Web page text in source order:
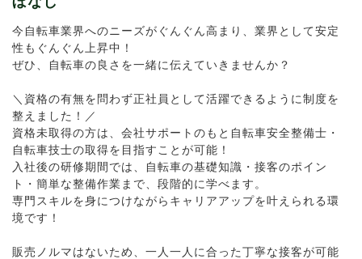
今自転車業界へのニーズがぐんぐん高まり、業界として安定
性もぐんぐん上昇中！
ぜひ、自転車の良さを一緒に伝えていきませんか？
＼資格の有無を問わず正社員として活躍できるように制度を
整えました！／
資格未取得の方は、会社サポートのもと自転車安全整備士・
自転車技士の取得を目指すことが可能！
入社後の研修期間では、自転車の基礎知識・接客のポイン
ト・簡単な整備作業まで、段階的に学べます。
専門スキルを身につけながらキャリアアップを叶えられる環
境です！
販売ノルマはないため、一人一人に合った丁寧な接客が可能